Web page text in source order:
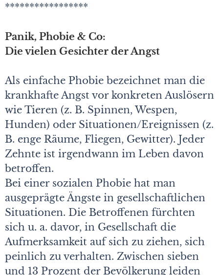
*****************
Panik, Phobie & Co:
Die vielen Gesichter der Angst
Als einfache Phobie bezeichnet man die
krankhafte Angst vor konkreten Auslösern
wie Tieren (z. B. Spinnen, Wespen,
Hunden) oder Situationen/Ereignissen (z.
B. enge Räume, Fliegen, Gewitter). Jeder
Zehnte ist irgendwann im Leben davon
betroffen.
Bei einer sozialen Phobie hat man
ausgeprägte Ängste in gesellschaftlichen
Situationen. Die Betroffenen fürchten
sich u. a. davor, in Gesellschaft die
Aufmerksamkeit auf sich zu ziehen, sich
peinlich zu verhalten. Zwischen sieben
und 13 Prozent der Bevölkerung leiden